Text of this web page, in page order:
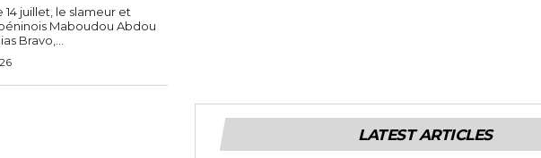
14 juillet, le slameur et
Maboudou Abdou
Bravo,...
LATEST ARTICLES